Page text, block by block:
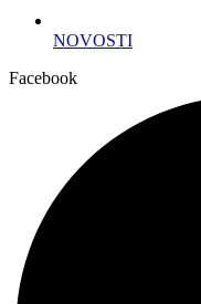
NOVOSTI
Facebook